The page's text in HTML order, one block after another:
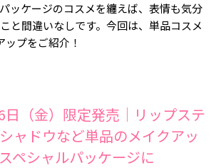
ッケージのコスメを纏えば、表情も気分
と間違いなしです。今回は、単品コスメ
ップをご紹介！
日（金）限定発売｜リップステ
ャドウなど単品のメイクアッ
ペシャルパッケージに